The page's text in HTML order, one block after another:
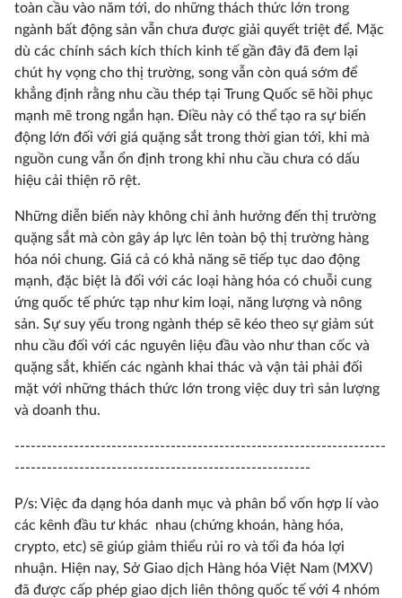
toàn cầu vào năm tới, do những thách thức lớn trong
ngành bất động sản vẫn chưa được giải quyết triệt để. Mặc
dù các chính sách kích thích kinh tế gần đây đã đem lại
chút hy vọng cho thị trường, song vẫn còn quá sớm để
khẳng định rằng nhu cầu thép tại Trung Quốc sẽ hồi phục
mạnh mẽ trong ngắn hạn. Điều này có thể tạo ra sự biến
động lớn đối với giá quặng sắt trong thời gian tới, khi mà
nguồn cung vẫn ổn định trong khi nhu cầu chưa có dấu
hiệu cải thiện rõ rệt.
Những diễn biến này không chỉ ảnh hưởng đến thị trường
quặng sắt mà còn gây áp lực lên toàn bộ thị trường hàng
hóa nói chung. Giá cả có khả năng sẽ tiếp tục dao động
mạnh, đặc biệt là đối với các loại hàng hóa có chuỗi cung
ứng quốc tế phức tạp như kim loại, năng lượng và nông
sản. Sự suy yếu trong ngành thép sẽ kéo theo sự giảm sút
nhu cầu đối với các nguyên liệu đầu vào như than cốc và
quặng sắt, khiến các ngành khai thác và vận tải phải đối
mặt với những thách thức lớn trong việc duy trì sản lượng
và doanh thu.
---------------------------------------------------------------------
-------------------------------------------------------
P/s: Việc đa dạng hóa danh mục và phân bổ vốn hợp lí vào
các kênh đầu tư khác nhau (chứng khoán, hàng hóa,
crypto, etc) sẽ giúp giảm thiểu rủi ro và tối đa hóa lợi
nhuận. Hiện nay, Sở Giao dịch Hàng hóa Việt Nam (MXV)
đã được cấp phép giao dịch liên thông quốc tế với 4 nhóm